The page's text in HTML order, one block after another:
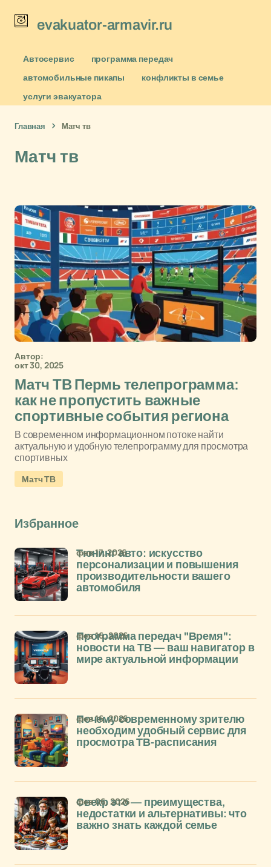
evakuator-armavir.ru
Автосервис
программа передач
автомобильные пикапы
конфликты в семье
услуги эвакуатора
Главная Матч тв
Матч тв
Автор:
окт 30, 2025
Матч ТВ Пермь телепрограмма:
как не пропустить важные
спортивные события региона
В современном информационном потоке найти
актуальную и удобную телепрограмму для просмотра
спортивных
Матч ТВ
Избранное
Тюнинг авто: искусство
персонализации и повышения
производительности вашего
автомобиля
фев 17, 2026
Программа передач "Время":
новости на ТВ — ваш навигатор в
мире актуальной информации
фев 16, 2026
Почему современному зрителю
необходим удобный сервис для
просмотра ТВ-расписания
фев 16, 2026
Свекр это — преимущества,
недостатки и альтернативы: что
важно знать каждой семье
фев 06, 2026